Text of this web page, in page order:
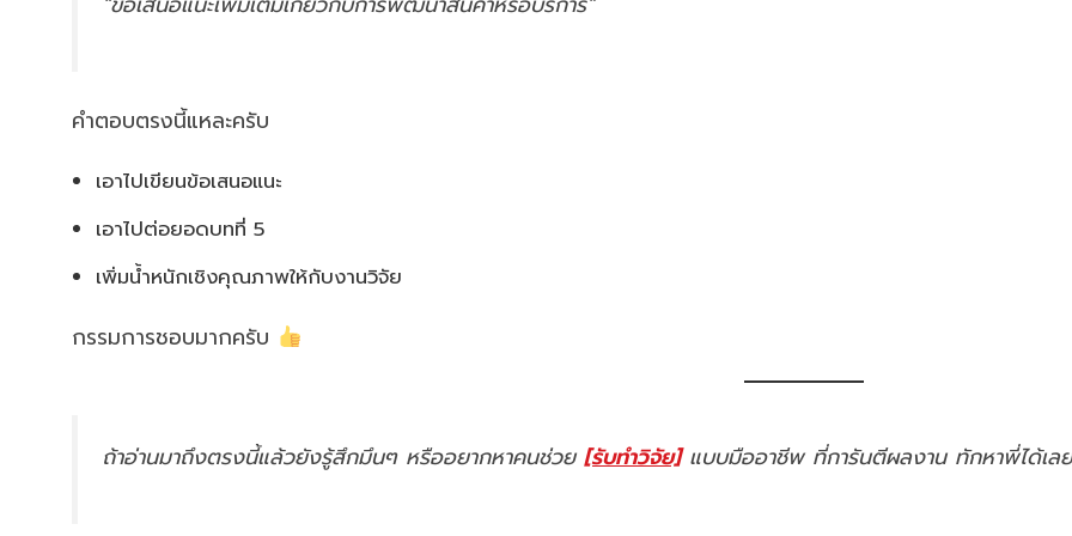
คำตอบตรงนี้แหละครับ
เอาไปเขียนข้อเสนอแนะ
เอาไปต่อยอดบทที่ 5
เพิ่มน้ำหนักเชิงคุณภาพให้กับงานวิจัย
กรรมการชอบมากครับ
ถ้าอ่านมาถึงตรงนี้แล้วยังรู้สึกมึนๆ หรืออยากหาคนช่วย [รับทำวิจัย]แบบมืออาชีพ ที่การันตีผลงาน ทักหาพี่ได้เล